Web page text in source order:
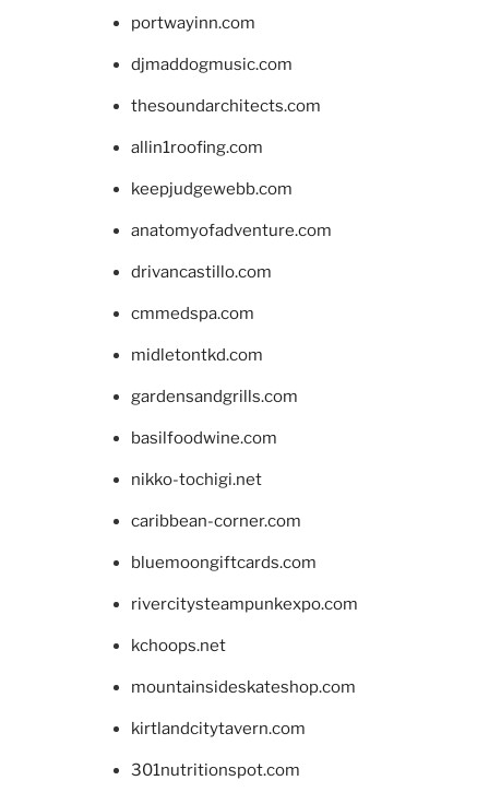
portwayinn.com
djmaddogmusic.com
thesoundarchitects.com
allin1roofing.com
keepjudgewebb.com
anatomyofadventure.com
drivancastillo.com
cmmedspa.com
midletontkd.com
gardensandgrills.com
basilfoodwine.com
nikko-tochigi.net
caribbean-corner.com
bluemoongiftcards.com
rivercitysteampunkexpo.com
kchoops.net
mountainsideskateshop.com
kirtlandcitytavern.com
301nutritionspot.com